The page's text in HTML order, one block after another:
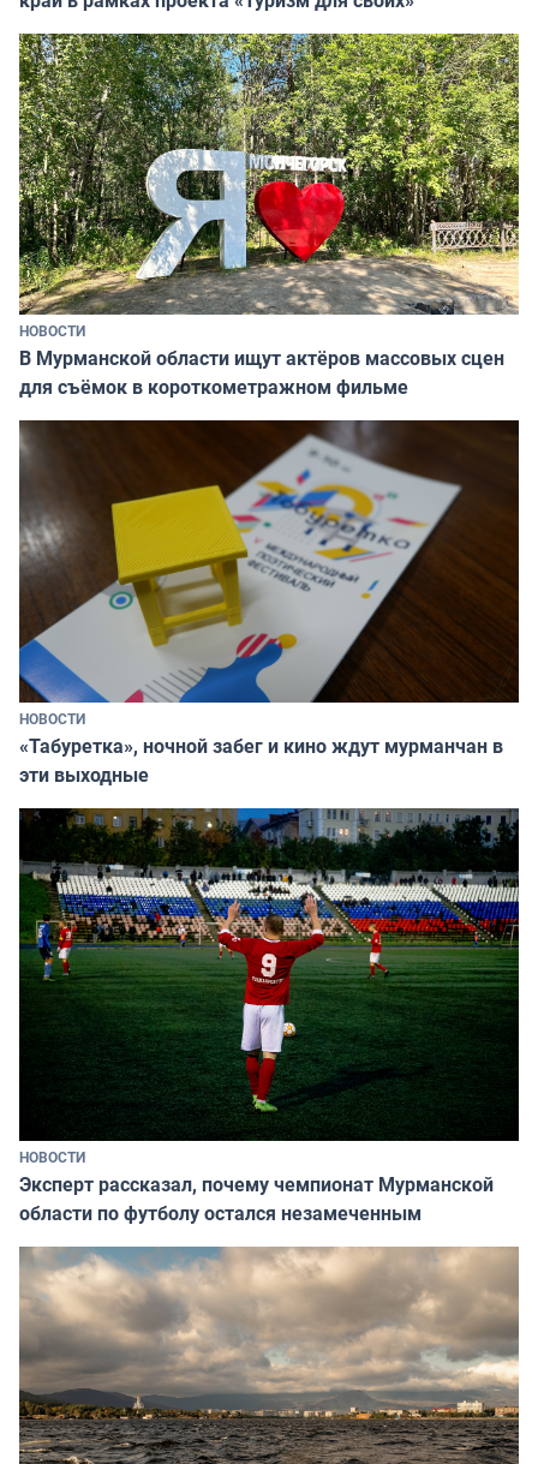
НОВОСТИ
В Мурманской области ищут актёров массовых сцен
для съёмок в короткометражном фильме
НОВОСТИ
«Табуретка», ночной забег и кино ждут мурманчан в
эти выходные
НОВОСТИ
Эксперт рассказал, почему чемпионат Мурманской
области по футболу остался незамеченным